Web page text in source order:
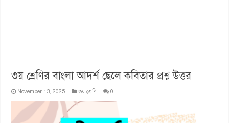
৩য় শ্রেণির বাংলা আদর্শ ছেলে কবিতার প্রশ্ন উত্তর
November 13, 2025 ৩য় শ্রেণি 0